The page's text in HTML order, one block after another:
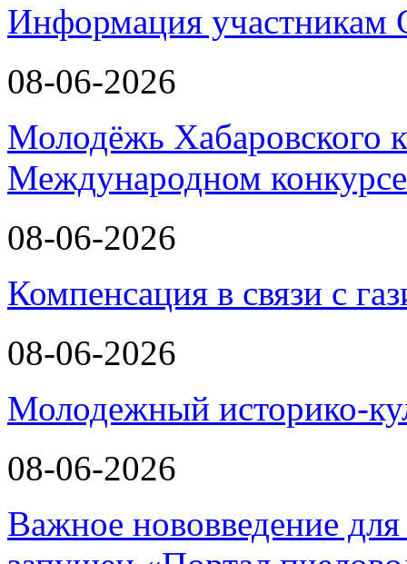
Информация
08-06-2026
Молодёжь Хабаровского
Международном
08-06-2026
Компенсация в связи с
08-06-2026
Молодежный историко-
08-06-2026
Важное нововведение